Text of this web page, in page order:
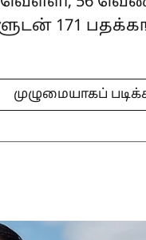
171
முழுமையாகப்